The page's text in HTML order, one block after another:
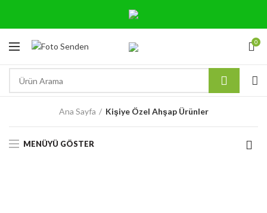
0
Ana Sayfa Kişiye Özel Ahşap Ürünler
MENÜYÜ GÖSTER